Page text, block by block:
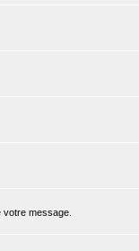
message.